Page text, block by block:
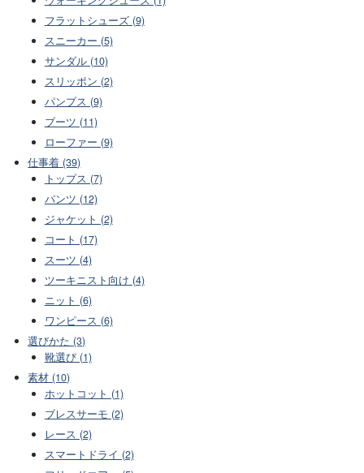
フラットシューズ (9)
スニーカー (5)
サンダル (10)
スリッポン (2)
パンプス (9)
ブーツ (11)
ローファー (9)
仕事着 (39)
トップス (7)
パンツ (12)
ジャケット (2)
コート (17)
スーツ (4)
ツーキニスト向け (4)
ニット (6)
ワンピース (6)
選びかた (3)
靴選び (1)
素材 (10)
ホットコット (1)
ブレスサーモ (2)
レース (2)
スマートドライ (2)